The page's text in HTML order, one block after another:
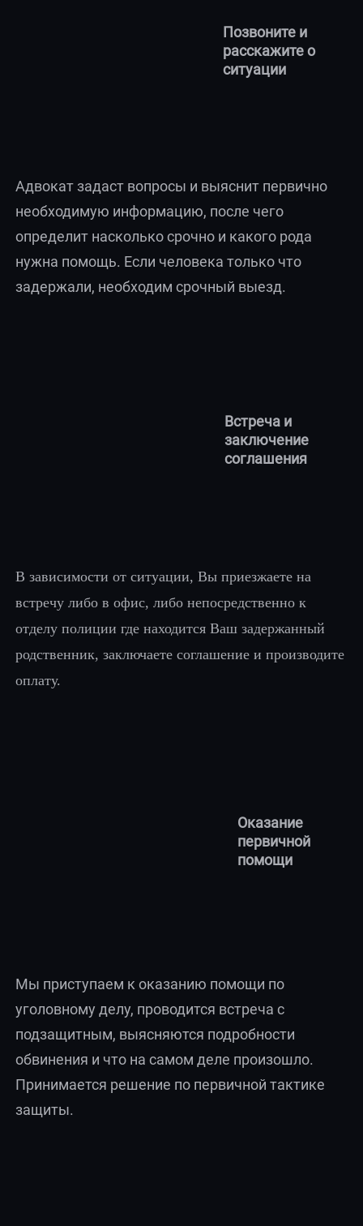
Позвоните и
расскажите о
ситуации
Адвокат задаст вопросы и выяснит первично
необходимую информацию, после чего
определит насколько срочно и какого рода
нужна помощь. Если человека только что
задержали, необходим срочный выезд.
Встреча и
заключение
соглашения
В зависимости от ситуации, Вы приезжаете на
встречу либо в офис, либо непосредственно к
отделу полиции где находится Ваш задержанный
родственник, заключаете соглашение и производите
оплату.
Оказание
первичной
помощи
Мы приступаем к оказанию помощи по
уголовному делу, проводится встреча с
подзащитным, выясняются подробности
обвинения и что на самом деле произошло.
Принимается решение по первичной тактике
защиты.